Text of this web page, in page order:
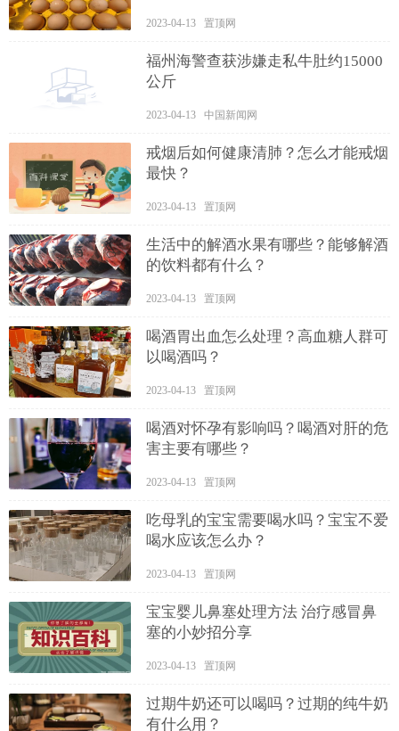
2023-04-13 置顶网
福州海警查获涉嫌走私牛肚约15000
公斤
2023-04-13 中国新闻网
戒烟后如何健康清肺？怎么才能戒烟
最快？
2023-04-13 置顶网
生活中的解酒水果有哪些？能够解酒
的饮料都有什么？
2023-04-13 置顶网
喝酒胃出血怎么处理？高血糖人群可
以喝酒吗？
2023-04-13 置顶网
喝酒对怀孕有影响吗？喝酒对肝的危
害主要有哪些？
2023-04-13 置顶网
吃母乳的宝宝需要喝水吗？宝宝不爱
喝水应该怎么办？
2023-04-13 置顶网
宝宝婴儿鼻塞处理方法 治疗感冒鼻
塞的小妙招分享
2023-04-13 置顶网
过期牛奶还可以喝吗？过期的纯牛奶
有什么用？